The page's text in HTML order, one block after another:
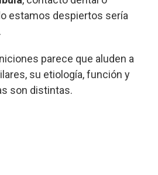
estamos despiertos sería
.
parece que aluden a
su etiología, función y
son distintas.